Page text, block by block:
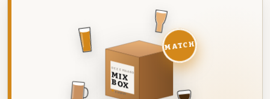
DEZE MAAND
MIX
BOX
8 BIEREN
MATCH